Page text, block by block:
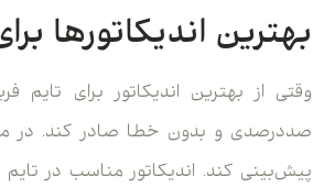
بهترین اندیکاتورها برای تایم
صددرصدی و بدون خطا صادر کند. در